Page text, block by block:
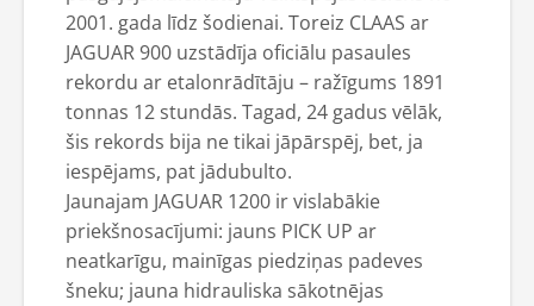
2001. gada līdz šodienai. Toreiz CLAAS ar
JAGUAR 900 uzstādīja oficiālu pasaules
rekordu ar etalonrādītāju – ražīgums 1891
tonnas 12 stundās. Tagad, 24 gadus vēlāk,
šis rekords bija ne tikai jāpārspēj, bet, ja
iespējams, pat jādubulto.
Jaunajam JAGUAR 1200 ir vislabākie
priekšnosacījumi: jauns PICK UP ar
neatkarīgu, mainīgas piedziņas padeves
šneku; jauna hidrauliska sākotnējas